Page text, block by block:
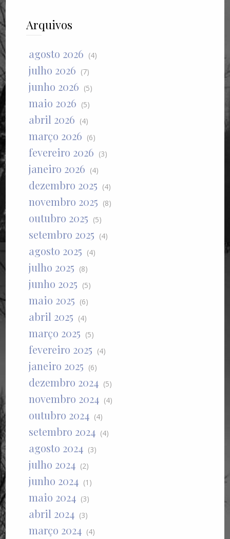
Arquivos
agosto 2026 (4)
julho 2026 (7)
junho 2026 (5)
maio 2026 (5)
abril 2026 (4)
março 2026 (6)
fevereiro 2026 (3)
janeiro 2026 (4)
dezembro 2025 (4)
novembro 2025 (8)
outubro 2025 (5)
setembro 2025 (4)
agosto 2025 (4)
julho 2025 (8)
junho 2025 (5)
maio 2025 (6)
abril 2025 (4)
março 2025 (5)
fevereiro 2025 (4)
janeiro 2025 (6)
dezembro 2024 (5)
novembro 2024 (4)
outubro 2024 (4)
setembro 2024 (4)
agosto 2024 (3)
julho 2024 (2)
junho 2024 (1)
maio 2024 (3)
abril 2024 (3)
março 2024 (4)